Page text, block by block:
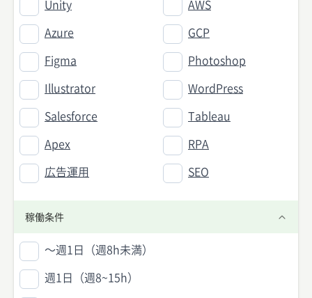
Unity AWS
Azure GCP
Figma Photoshop
Illustrator WordPress
Salesforce Tableau
Apex RPA
広告運用 SEO
稼働条件
〜週1日（週8h未満）
週1日（週8~15h）